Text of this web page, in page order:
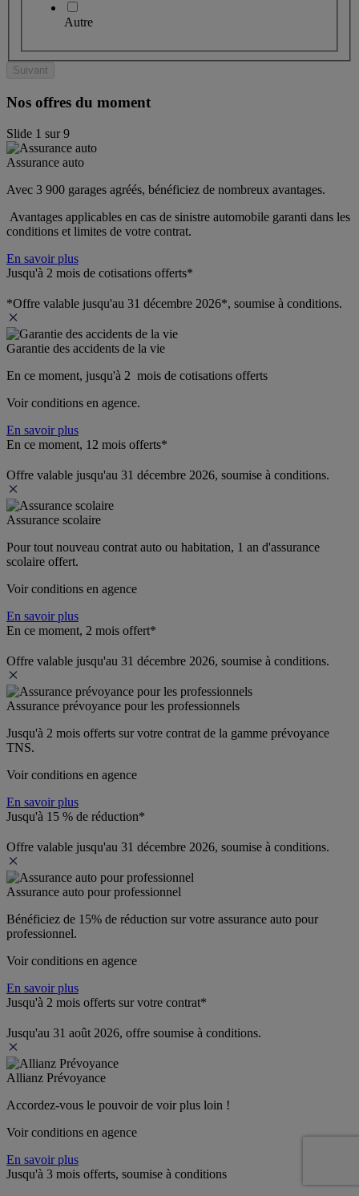
Autre
Suivant
Nos offres du moment
Slide 1 sur9
Assurance auto
Avec 3 900 garages agréés, bénéficiez de nombreux avantages.
Avantages applicables en cas de sinistre automobile garanti dans les
conditions et limites de votre contrat.
En savoir plus
Jusqu'à 2 mois de cotisations offerts*
*Offre valable jusqu'au 31 décembre 2026*, soumise à conditions.
Garantie des accidents de la vie
En ce moment, jusqu'à 2  mois de cotisations offerts
Voir conditions en agence.
En savoir plus
En ce moment, 12 mois offerts*
Offre valable jusqu'au 31 décembre 2026, soumise à conditions.
Assurance scolaire
Pour tout nouveau contrat auto ou habitation, 1 an d'assurance
scolaire offert.
Voir conditions en agence
En savoir plus
En ce moment, 2 mois offert*
Offre valable jusqu'au 31 décembre 2026, soumise à conditions.
Assurance prévoyance pour les professionnels
Jusqu'à 2 mois offerts sur votre contrat de la gamme prévoyance
TNS.
Voir conditions en agence
En savoir plus
Jusqu'à 15 % de réduction*
Offre valable jusqu'au 31 décembre 2026, soumise à conditions.
Assurance auto pour professionnel
Bénéficiez de 15% de réduction sur votre assurance auto pour
professionnel.
Voir conditions en agence
En savoir plus
Jusqu'à 2 mois offerts sur votre contrat*
Jusqu'au 31 août 2026, offre soumise à conditions.
Allianz Prévoyance
Accordez-vous le pouvoir de voir plus loin !
Voir conditions en agence
En savoir plus
Jusqu'à 3 mois offerts, soumise à conditions